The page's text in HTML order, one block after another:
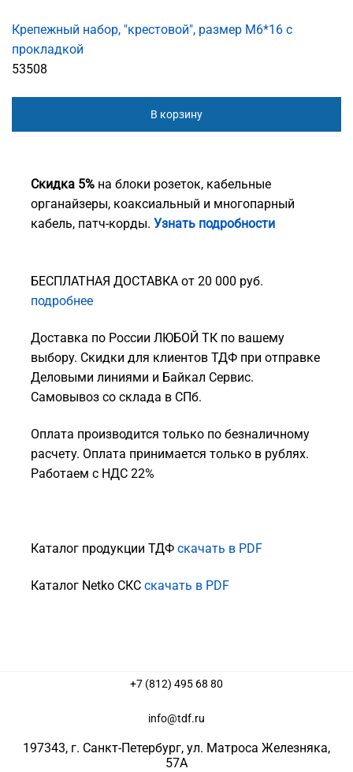
Крепежный набор, "крестовой", размер M6*16 с
прокладкой
53508
В корзину
Скидка 5% на блоки розеток, кабельные
органайзеры, коаксиальный и многопарный
кабель, патч-корды. Узнать подробности
БЕСПЛАТНАЯ ДОСТАВКА от 20 000 руб.
подробнее
Доставка по России ЛЮБОЙ ТК по вашему
выбору. Скидки для клиентов ТДФ при отправке
Деловыми линиями и Байкал Сервис.
Самовывоз со склада в СПб.
Оплата производится только по безналичному
расчету. Оплата принимается только в рублях.
Работаем с НДС 22%
Каталог продукции ТДФ скачать в PDF
Каталог Netko СКС скачать в PDF
+7 (812) 495 68 80
info@tdf.ru
197343, г. Санкт-Петербург, ул. Матроса Железняка,
57A